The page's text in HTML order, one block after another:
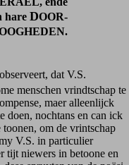
hare DOOR-
dat V.S.
menschen vrindtschap te
maer alleenlijck
doen, nochtans en can ick
toonen, om de vrintschap
V.S. in particulier
tijt niewers in betoone en